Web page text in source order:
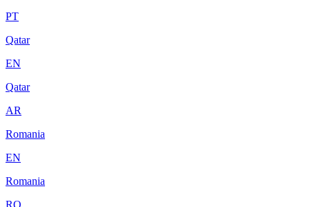
PT
Qatar
EN
Qatar
AR
Romania
EN
Romania
RO